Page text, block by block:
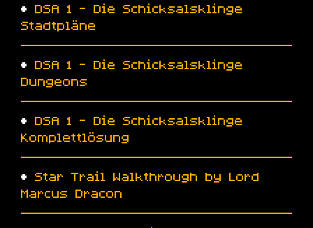
• DSA 1 - Die Schicksalsklinge
Stadtpläne
• DSA 1 - Die Schicksalsklinge
Dungeons
• DSA 1 - Die Schicksalsklinge
Komplettlösung
• Star Trail Walkthrough by Lord
Marcus Dracon